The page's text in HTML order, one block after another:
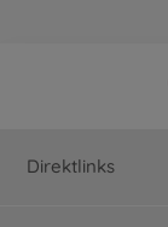
Direktlinks